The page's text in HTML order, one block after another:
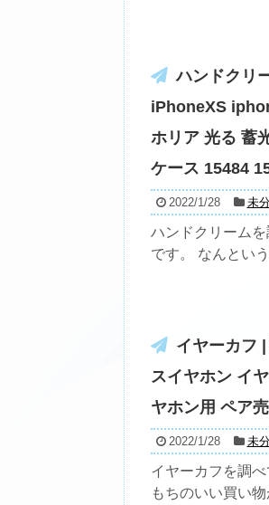
ハンドクリ
iPhoneXS
ホリア 光る 蓄
ケース 15484
2022/1/28 未
ハンドクリーム
です。 なんとい
イヤーカフ
スイヤホン イ
ヤホン用 ペア
2022/1/28 未
イヤーカフを調
もちのいい買い